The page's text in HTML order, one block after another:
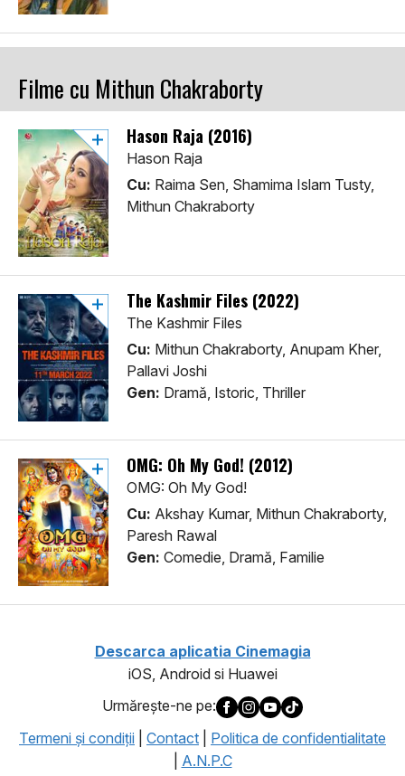
Filme cu Mithun Chakraborty
Hason Raja (2016)
Hason Raja
Cu: Raima Sen, Shamima Islam Tusty,
Mithun Chakraborty
The Kashmir Files (2022)
The Kashmir Files
Cu: Mithun Chakraborty, Anupam Kher,
Pallavi Joshi
Gen: Dramă, Istoric, Thriller
OMG: Oh My God! (2012)
OMG: Oh My God!
Cu: Akshay Kumar, Mithun Chakraborty,
Paresh Rawal
Gen: Comedie, Dramă, Familie
Descarca aplicatia Cinemagia
iOS, Android si Huawei
Urmăreşte-ne pe:
Termeni şi condiţii
Contact
Politica de confidentialitate
A.N.P.C